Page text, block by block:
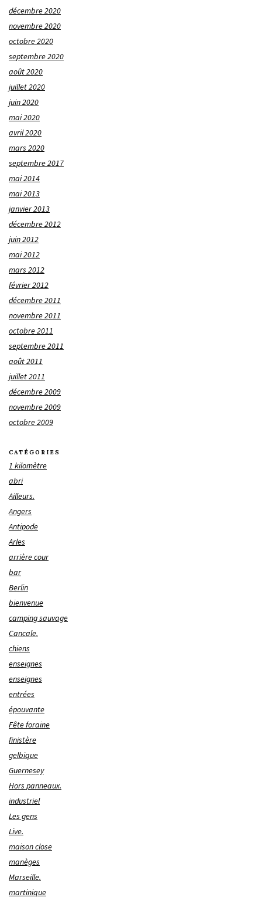
décembre 2020
novembre 2020
octobre 2020
septembre 2020
août 2020
juillet 2020
juin 2020
mai 2020
avril 2020
mars 2020
septembre 2017
mai 2014
mai 2013
janvier 2013
décembre 2012
juin 2012
mai 2012
mars 2012
février 2012
décembre 2011
novembre 2011
octobre 2011
septembre 2011
août 2011
juillet 2011
décembre 2009
novembre 2009
octobre 2009
CATÉGORIES
1 kilomètre
abri
Ailleurs.
Angers
Antipode
Arles
arrière cour
bar
Berlin
bienvenue
camping sauvage
Cancale.
chiens
enseignes
enseignes
entrées
épouvante
Fête foraine
finistère
gelbique
Guernesey
Hors panneaux.
industriel
Les gens
Live.
maison close
manèges
Marseille.
martinique